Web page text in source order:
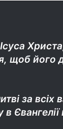
щоб його
за всіх